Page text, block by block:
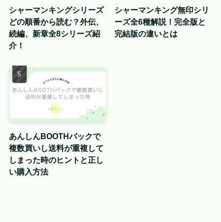
シャーマンキングシリーズ
どの順番から読む？外伝、
続編、新章全8シリーズ紹
介！
シャーマンキング無印シリ
ーズ全6種解説！完全版と
完結版の違いとは
あんしんBOOTHパックで
複数買いし送料が重複して
しまった時のヒントと正し
い購入方法